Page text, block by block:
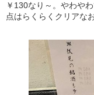
￥130なり～。やわや
点はらくらくクリアな